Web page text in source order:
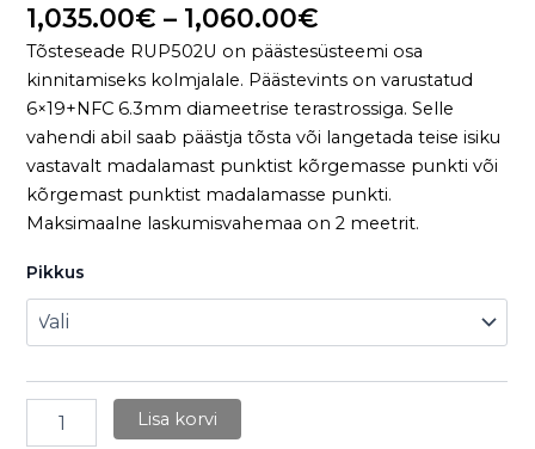
1,035.00€ – 1,060.00€
Tõsteseade RUP502U on päästesüsteemi osa
kinnitamiseks kolmjalale. Päästevints on varustatud
6×19+NFC 6.3mm diameetrise terastrossiga. Selle
vahendi abil saab päästja tõsta või langetada teise isiku
vastavalt madalamast punktist kõrgemasse punkti või
kõrgemast punktist madalamasse punkti.
Maksimaalne laskumisvahemaa on 2 meetrit.
Pikkus
Lisa korvi